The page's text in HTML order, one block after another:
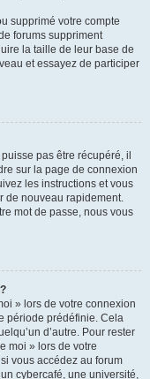
supprimé votre compte
forums suppriment
la taille de leur base de
et essayez de participer
pas être récupéré, il
sur la page de connexion
les instructions et vous
de nouveau rapidement.
mot de passe, nous vous
» lors de votre connexion
période prédéfinie. Cela
d’autre. Pour rester
moi » lors de votre
vous accédez au forum
cybercafé, une université,